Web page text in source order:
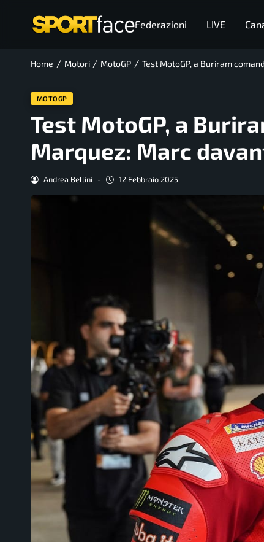
Federazioni LIVE
Home / Motori / MotoGP / Test MotoGP, a Buriram
MOTOGP
Test MotoGP, a
Marquez: Marc
Andrea Bellini - 12 Febbraio 2025